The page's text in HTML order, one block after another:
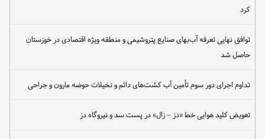
کرد
توافق نهایی تعرفه آب‌بهای صنایع پتروشیمی و منطقه ویژه اقتصادی در خوزستان
حاصل شد
تداوم اجرای دور سوم تأمین آب کشت‌های دائم و نخیلات حوضه مارون و جراحی
تعویض کلید هوایی خط «دز – زال» در پست سد و نیروگاه دز